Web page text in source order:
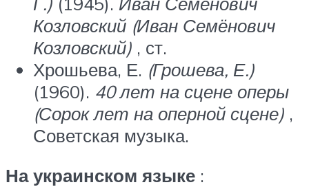
Козловский (Иван Семёнович
Козловский) , ст.
Хрошьева, Е. (Грошева, Е.)
(1960). 40 лет на сцене оперы
(Сорок лет на оперной сцене) ,
Советская музыка.
На украинском языке :